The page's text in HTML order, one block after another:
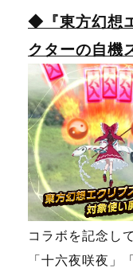
◆『東方幻想
クターの自機
コラボを記念し
「十六夜咲夜」